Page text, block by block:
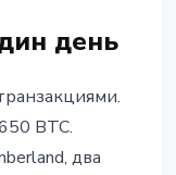
день
BTC.
два